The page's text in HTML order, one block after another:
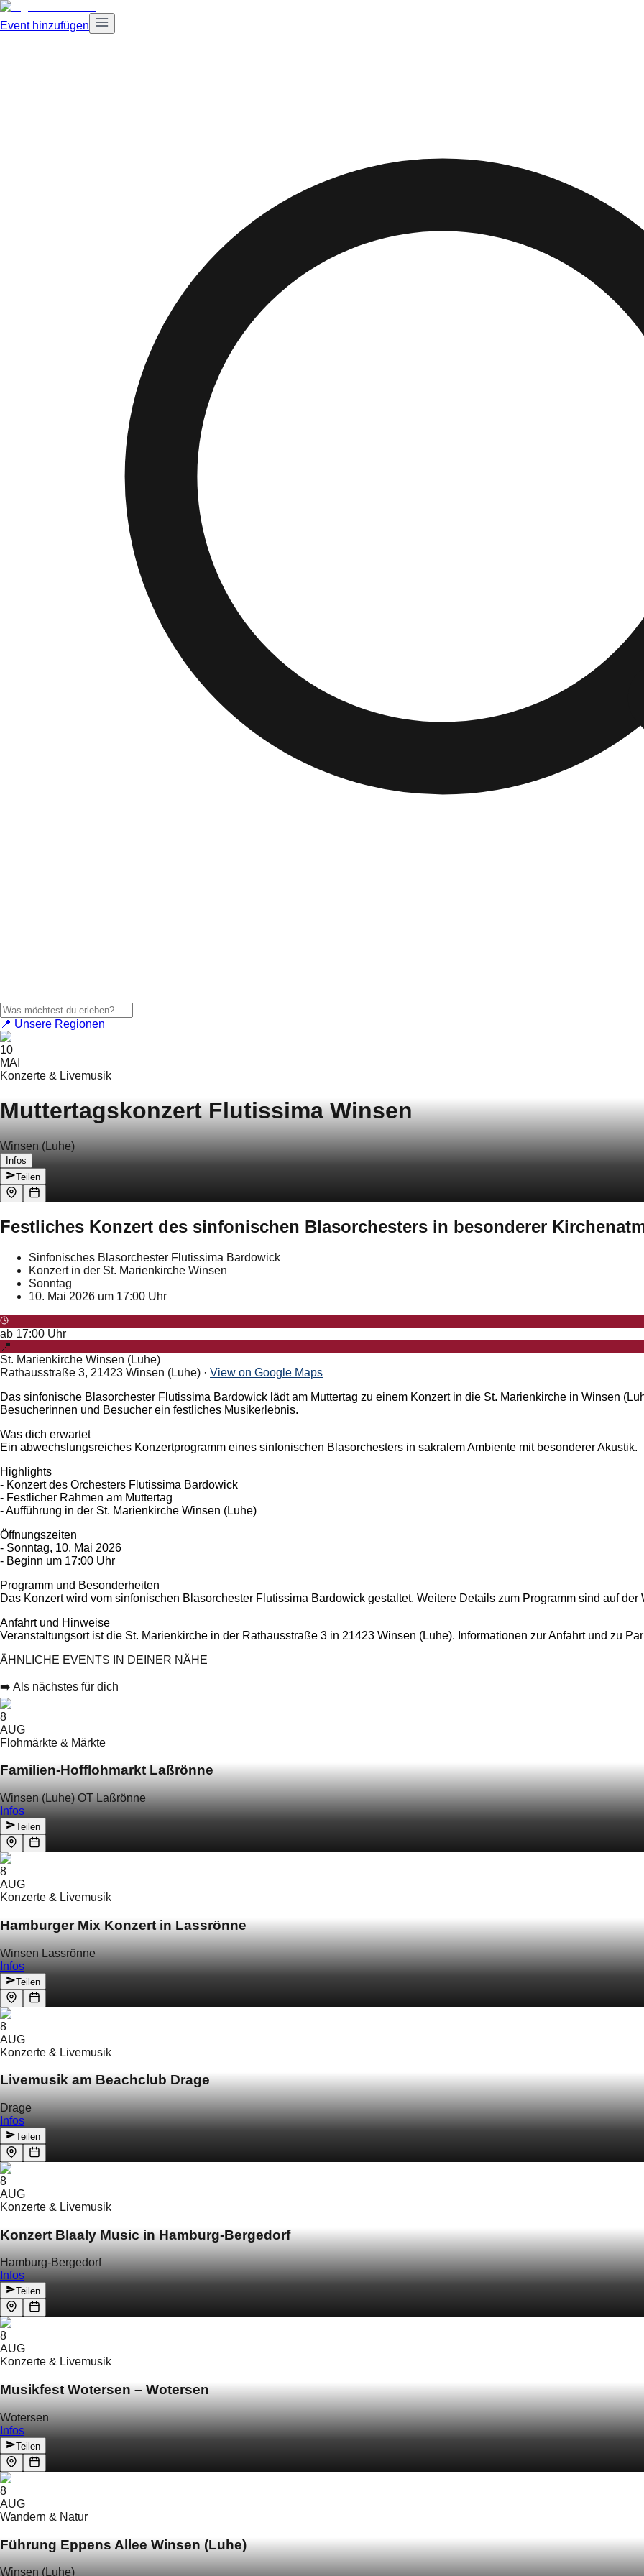
Event hinzufügen
📍 Unsere Regionen
10
MAI
Konzerte & Livemusik
Muttertagskonzert Flutissima Winsen
Winsen (Luhe)
Infos
Teilen
Festliches Konzert des sinfonischen Blasorchesters in besonderer
Sinfonisches Blasorchester Flutissima Bardowick
Konzert in der St. Marienkirche Winsen
Sonntag
10. Mai 2026 um 17:00 Uhr
ab 17:00 Uhr
📍
St. Marienkirche Winsen (Luhe)
Rathausstraße 3, 21423 Winsen (Luhe) · View on Google Maps
Das sinfonische Blasorchester Flutissima Bardowick lädt am Muttertag zu einem Konzert in die St. Marienkirche in Winsen
Besucherinnen und Besucher ein festliches Musikerlebnis.
Was dich erwartet
Ein abwechslungsreiches Konzertprogramm eines sinfonischen Blasorchesters in sakralem Ambiente mit besonderer Akustik.
Highlights
- Konzert des Orchesters Flutissima Bardowick
- Festlicher Rahmen am Muttertag
- Aufführung in der St. Marienkirche Winsen (Luhe)
Öffnungszeiten
- Sonntag, 10. Mai 2026
- Beginn um 17:00 Uhr
Programm und Besonderheiten
Das Konzert wird vom sinfonischen Blasorchester Flutissima Bardowick gestaltet. Weitere Details zum Programm sind auf der
Anfahrt und Hinweise
Veranstaltungsort ist die St. Marienkirche in der Rathausstraße 3 in 21423 Winsen (Luhe). Informationen zur Anfahrt und zu
ÄHNLICHE EVENTS IN DEINER NÄHE
➡️ Als nächstes für dich
8
AUG
Flohmärkte & Märkte
Familien-Hofflohmarkt Laßrönne
Winsen (Luhe) OT Laßrönne
Infos
Teilen
8
AUG
Konzerte & Livemusik
Hamburger Mix Konzert in Lassrönne
Winsen Lassrönne
Infos
Teilen
8
AUG
Konzerte & Livemusik
Livemusik am Beachclub Drage
Drage
Infos
Teilen
8
AUG
Konzerte & Livemusik
Konzert Blaaly Music in Hamburg-Bergedorf
Hamburg-Bergedorf
Infos
Teilen
8
AUG
Konzerte & Livemusik
Musikfest Wotersen – Wotersen
Wotersen
Infos
Teilen
8
AUG
Wandern & Natur
Führung Eppens Allee Winsen (Luhe)
Winsen (Luhe)